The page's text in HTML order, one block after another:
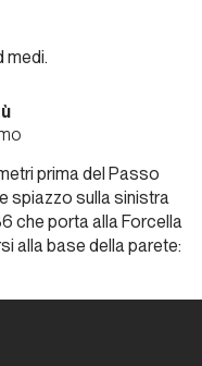
medi.
prima del Passo
spiazzo sulla sinistra
che porta alla Forcella
alla base della parete: